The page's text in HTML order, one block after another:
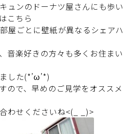
ュンのドーナツ屋さんにも歩い
こちら
屋ごとに壁紙が異なるシェアハ
音楽好きの方々も多くお住まい
した(*’ω’*)
ので、早めのご見学をオススメ
わせ くださいね<(_ _)>